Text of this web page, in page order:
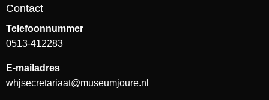
Contact
Telefoonnummer
0513-412283
E-mailadres
whjsecretariaat@museumjoure.nl